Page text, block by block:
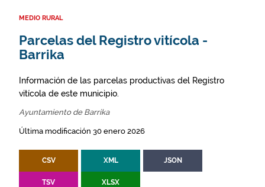
MEDIO RURAL
Parcelas del Registro vitícola -
Barrika
Información de las parcelas productivas del Registro
vitícola de este municipio.
Ayuntamiento de Barrika
Última modificación 30 enero 2026
CSV XML JSON
TSV XLSX